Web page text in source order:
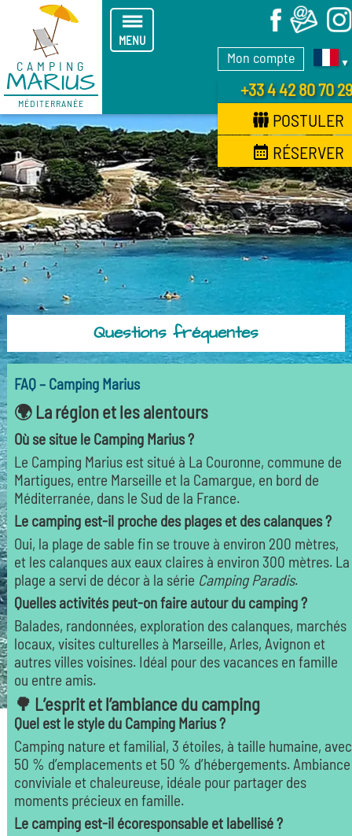
CAMPING
MARIUS
MÉDITERRANÉE
Mon compte ▼
+33 4 42 80 70 29
POSTULER
RÉSERVER
MENU
X
Questions fréquentes
FAQ – Camping Marius
🌍 La région et les alentours
Où se situe le Camping Marius ?
Le Camping Marius est situé à La Couronne, commune de
Martigues, entre Marseille et la Camargue, en bord de
Méditerranée, dans le Sud de la France.
Le camping est-il proche des plages et des calanques ?
Oui, la plage de sable fin se trouve à environ 200 mètres,
et les calanques aux eaux claires à environ 300 mètres. La
plage a servi de décor à la série Camping Paradis.
Quelles activités peut-on faire autour du camping ?
Balades, randonnées, exploration des calanques, marchés
locaux, visites culturelles à Marseille, Arles, Avignon et
autres villes voisines. Idéal pour des vacances en famille
ou entre amis.
🌳 L’esprit et l’ambiance du camping
Quel est le style du Camping Marius ?
Camping nature et familial, 3 étoiles, à taille humaine, avec
50 % d’emplacements et 50 % d’hébergements. Ambiance
conviviale et chaleureuse, idéale pour partager des
moments précieux en famille.
Le camping est-il écoresponsable et labellisé ?